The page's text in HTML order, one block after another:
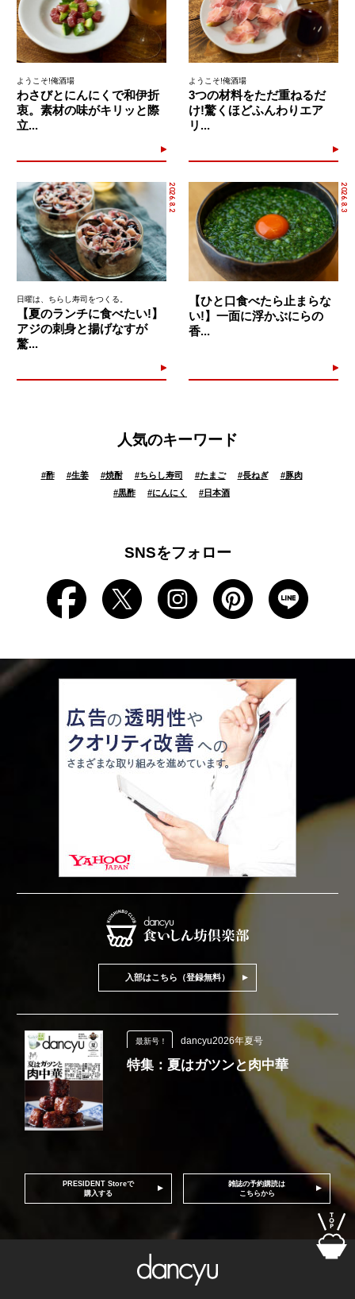
ようこそ!俺酒場
わさびとにんにくで和伊折
衷。素材の味がキリッと際
立...
ようこそ!俺酒場
3つの材料をただ重ねるだ
け!驚くほどふんわりエア
リ...
2026.8.2
日曜は、ちらし寿司をつくる。
【夏のランチに食べたい!】
アジの刺身と揚げなすが
驚...
2026.8.3
【ひと口食べたら止まらな
い!】一面に浮かぶにらの
香...
人気のキーワード
#酢 #生姜 #焼酎 #ちらし寿司 #たまご #長ねぎ #豚肉
#黒酢 #にんにく #日本酒
SNSをフォロー
入部はこちら（登録無料）
最新号！ dancyu2026年夏号
特集：夏はガツンと肉中華
PRESIDENT Storeで
購入する
雑誌の予約購読は
こちらから